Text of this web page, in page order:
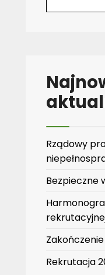
Rządowy
Bezpieczne
Rekrutacja